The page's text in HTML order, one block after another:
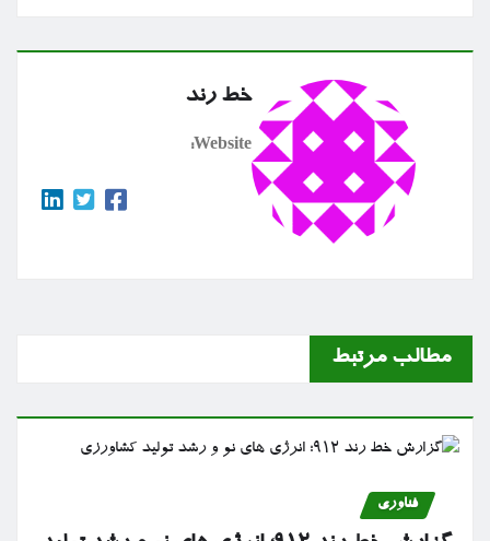
خط رند
Website:
مطالب مرتبط
فناوری